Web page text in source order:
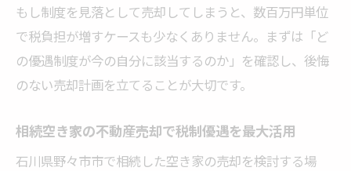
もし制度を見落として売却してしまうと、数百万円単位
で税負担が増すケースも少なくありません。まずは「ど
の優遇制度が今の自分に該当するのか」を確認し、後悔
のない売却計画を立てることが大切です。
相続空き家の不動産売却で税制優遇を最大活用
石川県野々市市で相続した空き家の売却を検討する場